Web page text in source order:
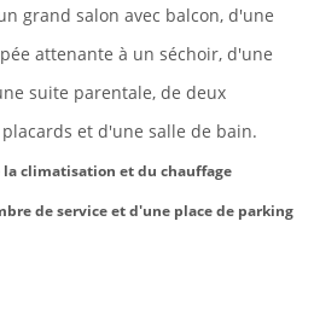
grand salon avec balcon, d'une
attenante à un séchoir, d'une
suite parentale, de deux
et d'une salle de bain.
climatisation et du chauffage
de service et d'une place de parking